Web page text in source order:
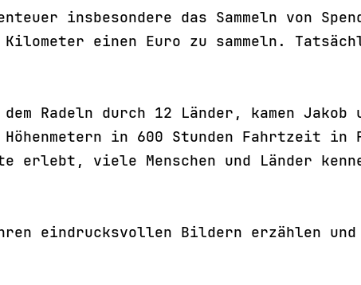
insbesondere das Sammeln von
einen Euro zu sammeln.
Radeln durch 12 Länder, kamen Jakob
in 600 Stunden Fahrtzeit in
erlebt, viele Menschen und Länder
eindrucksvollen Bildern erzählen